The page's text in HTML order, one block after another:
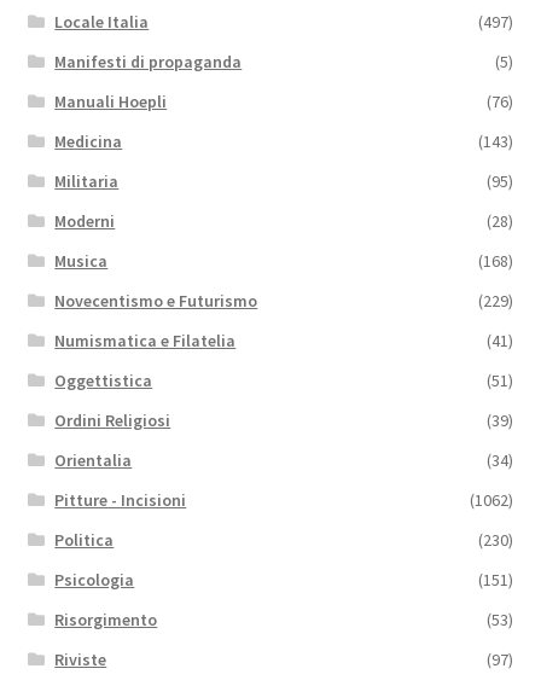
Locale Italia
(497)
Manifesti di propaganda
(5)
Manuali Hoepli
(76)
Medicina
(143)
Militaria
(95)
Moderni
(28)
Musica
(168)
Novecentismo e Futurismo
(229)
Numismatica e Filatelia
(41)
Oggettistica
(51)
Ordini Religiosi
(39)
Orientalia
(34)
Pitture - Incisioni
(1062)
Politica
(230)
Psicologia
(151)
Risorgimento
(53)
Riviste
(97)